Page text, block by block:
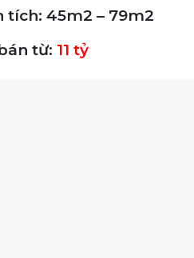
tích: 45m2 – 79m2
từ: 11 tỷ